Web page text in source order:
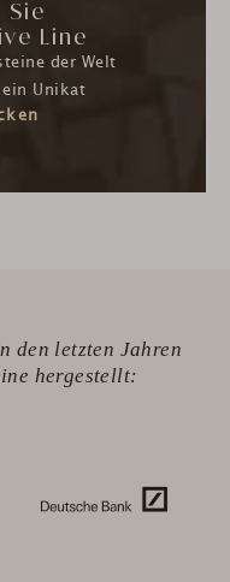
Sie
Line
der Welt
ein Unikat
den letzten Jahren
hergestellt: